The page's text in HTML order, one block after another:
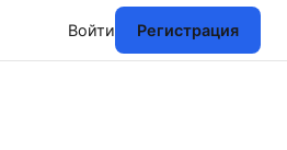
Войти Регистрация